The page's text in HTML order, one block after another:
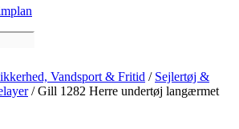
Vandsport & Fritid / Sejlertøj &
/ Gill 1282 Herre undertøj langærmet